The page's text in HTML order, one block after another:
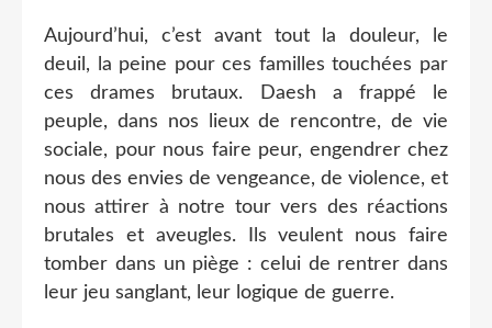
Aujourd’hui, c’est avant tout la douleur, le
deuil, la peine pour ces familles touchées par
ces drames brutaux. Daesh a frappé le
peuple, dans nos lieux de rencontre, de vie
sociale, pour nous faire peur, engendrer chez
nous des envies de vengeance, de violence, et
nous attirer à notre tour vers des réactions
brutales et aveugles. Ils veulent nous faire
tomber dans un piège : celui de rentrer dans
leur jeu sanglant, leur logique de guerre.